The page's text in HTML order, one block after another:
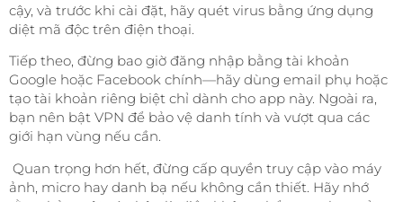
cậy, và trước khi cài đặt, hãy quét virus bằng ứng dụng
diệt mã độc trên điện thoại.
Tiếp theo, đừng bao giờ đăng nhập bằng tài khoản
Google hoặc Facebook chính—hãy dùng email phụ hoặc
tạo tài khoản riêng biệt chỉ dành cho app này. Ngoài ra,
bạn nên bật VPN để bảo vệ danh tính và vượt qua các
giới hạn vùng nếu cần.
Quan trọng hơn hết, đừng cấp quyền truy cập vào máy
ảnh, micro hay danh bạ nếu không cần thiết. Hãy nhớ